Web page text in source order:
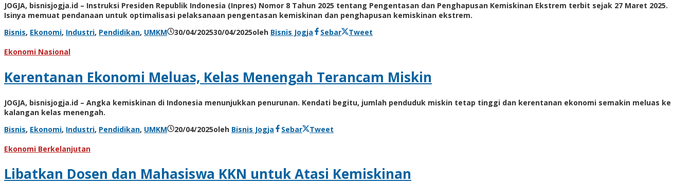
JOGJA, bisnisjogja.id – Instruksi Presiden Republik Indonesia (Inpres) Nomor 8 Tahun 2025 tentang Pengentasan dan Penghapusan Kemiskinan Ekstrem terbit sejak 27 Maret 2025.
Isinya memuat pendanaan untuk optimalisasi pelaksanaan pengentasan kemiskinan dan penghapusan kemiskinan ekstrem.
Bisnis, Ekonomi, Industri, Pendidikan, UMKM 30/04/202530/04/2025oleh Bisnis Jogja Sebar
Tweet
Ekonomi Nasional
Kerentanan Ekonomi Meluas, Kelas Menengah Terancam Miskin
JOGJA, bisnisjogja.id – Angka kemiskinan di Indonesia menunjukkan penurunan. Kendati begitu, jumlah penduduk miskin tetap tinggi dan kerentanan ekonomi semakin meluas ke
kalangan kelas menengah.
Bisnis, Ekonomi, Industri, Pendidikan, UMKM 20/04/2025oleh Bisnis Jogja Sebar
Tweet
Ekonomi Berkelanjutan
Libatkan Dosen dan Mahasiswa KKN untuk Atasi Kemiskinan